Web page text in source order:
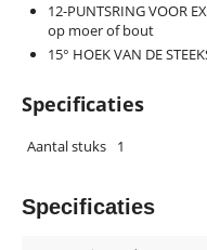
12-PUNTSRING VOOR
op moer of bout
15° HOEK VAN DE
Specificaties
Aantal stuks 1
Specificaties